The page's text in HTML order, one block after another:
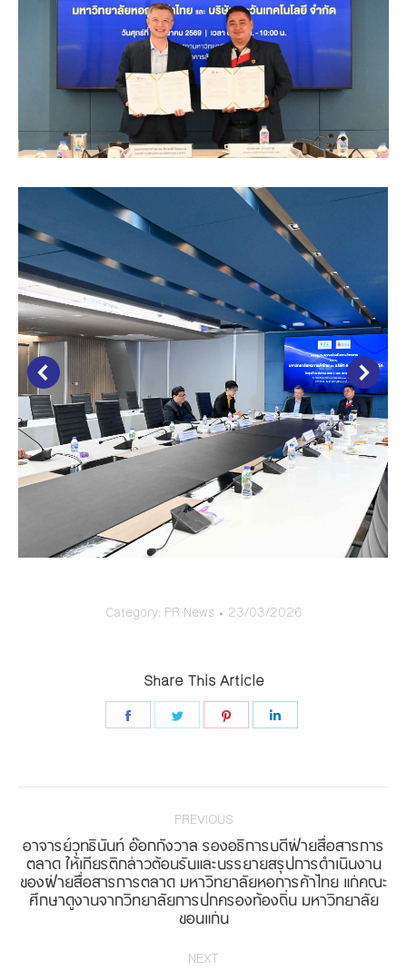
Category: PR News 23/03/2026
Share This Article
Share
Share
Share
PREVIOUS
Previous
post:
อาจารย์วุทธินันท์ อ๊อกกังวาล รองอธิการบดีฝ่ายสื่อสารการ
ตลาด ให้เกียรติกล่าวต้อนรับและบรรยายสรุปการดำเนินงาน
ของฝ่ายสื่อสารการตลาด มหาวิทยาลัยหอการค้าไทย แก่คณะ
ศึกษาดูงานจากวิทยาลัยการปกครองท้องถิ่น มหาวิทยาลัย
ขอนแก่น
NEXT